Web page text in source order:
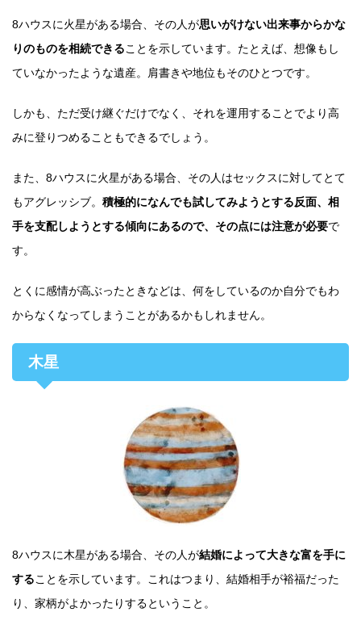
8ハウスに火星がある場合、その人が思いがけない出来事からかな
りのものを相続できることを示しています。たとえば、想像もし
ていなかったような遺産。肩書きや地位もそのひとつです。
しかも、ただ受け継ぐだけでなく、それを運用することでより高
みに登りつめることもできるでしょう。
また、8ハウスに火星がある場合、その人はセックスに対してとて
もアグレッシブ。 積極的になんでも試してみようとする反面、相
手を支配しようとする傾向にあるので、その点には注意が必要で
す。
とくに感情が高ぶったときなどは、何をしているのか自分でもわ
からなくなってしまうことがあるかもしれません。
木星
8ハウスに木星がある場合、その人が結婚によって大きな富を手に
することを示しています。これはつまり、結婚相手が裕福だった
り、家柄がよかったりするということ。